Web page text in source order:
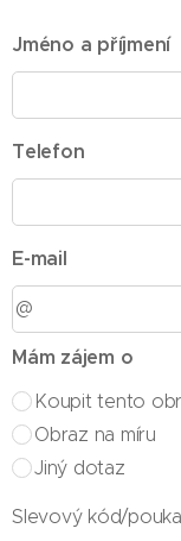
Jméno a příjmení
Telefon
E-mail
Mám zájem o
Koupit tento
Obraz na míru
Jiný dotaz
Slevový kód/